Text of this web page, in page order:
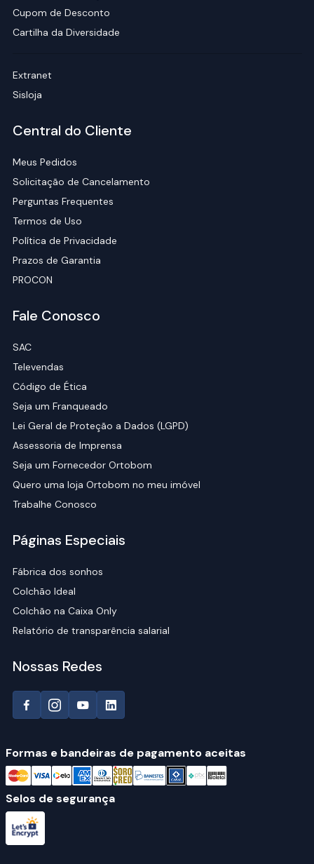
Cupom de Desconto
Cartilha da Diversidade
Extranet
Sisloja
Central do Cliente
Meus Pedidos
Solicitação de Cancelamento
Perguntas Frequentes
Termos de Uso
Política de Privacidade
Prazos de Garantia
PROCON
Fale Conosco
SAC
Televendas
Código de Ética
Seja um Franqueado
Lei Geral de Proteção a Dados (LGPD)
Assessoria de Imprensa
Seja um Fornecedor Ortobom
Quero uma loja Ortobom no meu imóvel
Trabalhe Conosco
Páginas Especiais
Fábrica dos sonhos
Colchão Ideal
Colchão na Caixa Only
Relatório de transparência salarial
Nossas Redes
Formas e bandeiras de pagamento aceitas
Selos de segurança